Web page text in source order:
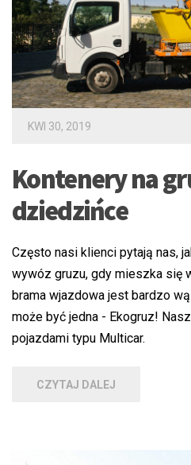
KWI 30, 2019
Kontenery na
dziedzińce
Często nasi klienci pytają nas,
wywóz gruzu, gdy mieszka się
brama wjazdowa jest bardzo
może być jedna - Ekogruz!
pojazdami typu Multicar.
CZYTAJ DALEJ